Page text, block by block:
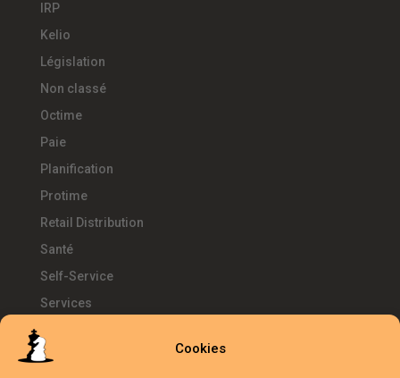
Cookies
IRP
Kelio
Législation
Non classé
Octime
Paie
Planification
Protime
Retail Distribution
Santé
Self-Service
Services
Télétravail